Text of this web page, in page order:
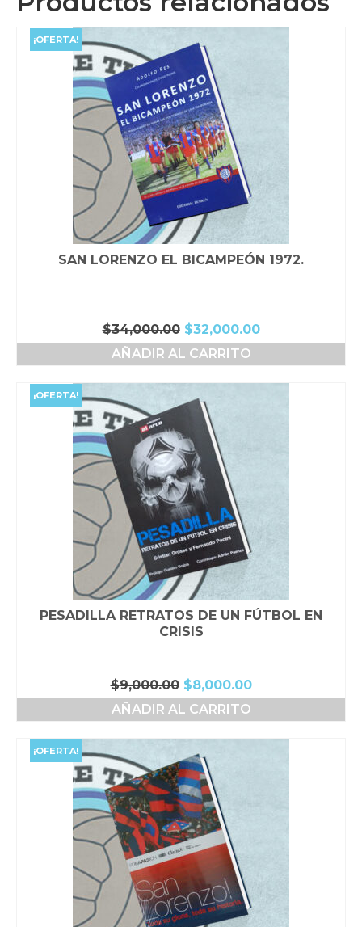
¡OFERTA!
SAN LORENZO EL BICAMPEÓN 1972.
$34,000.00 El
precio
original
$32,000.00El
precio
AÑADIR AL CARRITO
¡OFERTA!
PESADILLA RETRATOS DE UN FÚTBOL EN
CRISIS
$9,000.00 El
precio
original
$9,000.00.
$8,000.00El
precio
AÑADIR AL CARRITO
¡OFERTA!